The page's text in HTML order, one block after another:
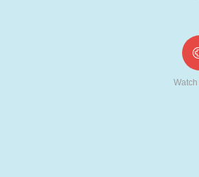
VELHA